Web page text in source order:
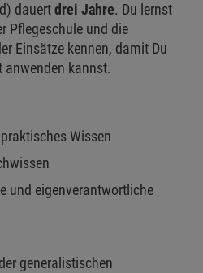
dauertdrei Jahre. Du lernst
Pflegeschule und die
Einsätze kennen, damit Du
anwenden kannst.
Wissen
und eigenverantwortliche
generalistischen